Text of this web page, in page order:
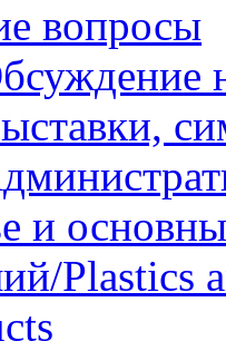
вопросы
и
Plastics